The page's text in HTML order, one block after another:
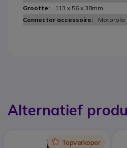
113 x 56 x 38mm
Motorola
Alternatief
IconTopverkoper